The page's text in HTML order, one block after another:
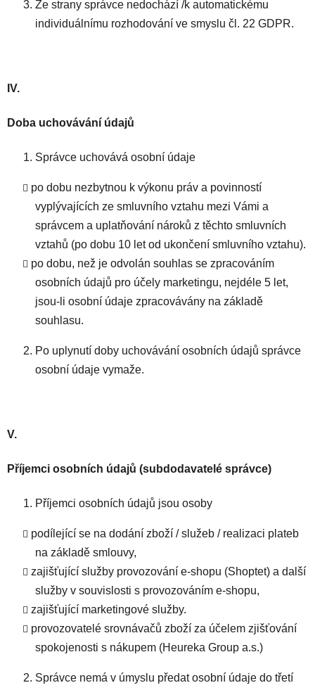
Ze strany správce nedochází /k automatickému
individuálnímu rozhodování ve smyslu čl. 22 GDPR.
IV.
Doba uchovávání údajů
Správce uchovává osobní údaje
po dobu nezbytnou k výkonu práv a povinností
vyplývajících ze smluvního vztahu mezi Vámi a
správcem a uplatňování nároků z těchto smluvních
vztahů (po dobu 10 let od ukončení smluvního vztahu).
po dobu, než je odvolán souhlas se zpracováním
osobních údajů pro účely marketingu, nejdéle 5 let,
jsou-li osobní údaje zpracovávány na základě
souhlasu.
Po uplynutí doby uchovávání osobních údajů správce
osobní údaje vymaže.
V.
Příjemci osobních údajů (subdodavatelé správce)
Příjemci osobních údajů jsou osoby
podílející se na dodání zboží / služeb / realizaci plateb
na základě smlouvy,
zajišťující služby provozování e-shopu (Shoptet) a další
služby v souvislosti s provozováním e-shopu,
zajišťující marketingové služby.
provozovatelé srovnávačů zboží za účelem zjišťování
spokojenosti s nákupem (Heureka Group a.s.)
Správce nemá v úmyslu předat osobní údaje do třetí